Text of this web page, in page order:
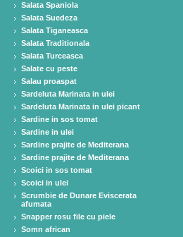
Salata Spaniola
Salata Suedeza
Salata Tiganeasca
Salata Traditionala
Salata Turceasca
Salate cu peste
Salau proaspat
Sardeluta Marinata in ulei
Sardeluta Marinata in ulei picant
Sardine in sos tomat
Sardine in ulei
Sardine prajite de Mediterana
Sardine prajite de Mediterana
Scoici in sos tomat
Scoici in ulei
Scrumbie de Dunare Eviscerata
afumata
Snapper rosu file cu piele
Somn african